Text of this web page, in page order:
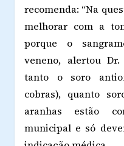
recomenda: “Na
melhorar com a
porque o
veneno, alertou
tanto o soro
cobras), quanto
aranhas estão
municipal e só